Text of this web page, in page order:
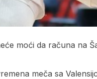
moći da računa na
meča sa